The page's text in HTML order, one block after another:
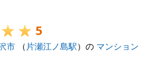
上げます。
5
市 （ 片瀬江ノ島駅）の マンション